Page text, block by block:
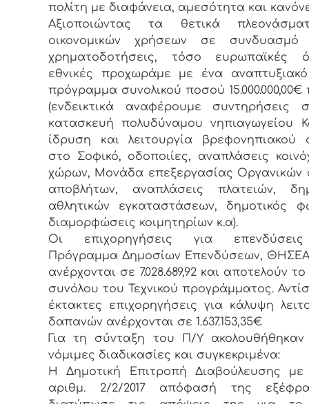
πολίτη με διαφάνεια, αμεσότητα και
Αξιοποιώντας τα θετικά
οικονομικών χρήσεων σε
χρηματοδοτήσεις, τόσο ευρωπαϊκές
εθνικές προχωράμε με ένα αναπτυξιακό
πρόγραμμα συνολικού ποσού 15.000.000,00€
(ενδεικτικά αναφέρουμε συντηρήσεις
κατασκευή πολυδύναμου νηπιαγωγείου
ίδρυση και λειτουργία βρεφονηπιακού
στο Σοφικό, οδοποιίες, αναπλάσεις
χώρων, Μονάδα επεξεργασίας Οργανικών
αποβλήτων, αναπλάσεις πλατειών,
αθλητικών εγκαταστάσεων, δημοτικός
διαμορφώσεις κοιμητηρίων κ.α).
Οι επιχορηγήσεις για
Πρόγραμμα Δημοσίων Επενδύσεων,
ανέρχονται σε 7.028.689,92 και αποτελούν
συνόλου του Τεχνικού προγράμματος.
έκτακτες επιχορηγήσεις για κάλυψη
δαπανών ανέρχονται σε 1.637.153,35€
Για τη σύνταξη του Π/Υ ακολουθήθηκαν
νόμιμες διαδικασίες και συγκεκριμένα:
Η Δημοτική Επιτροπή Διαβούλευσης με
αριθμ. 2/2/2017 απόφασή της